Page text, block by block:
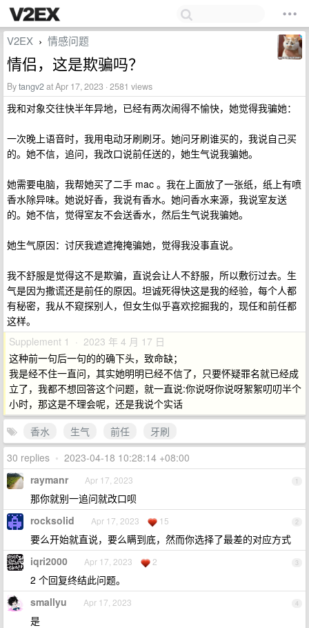
V2EX › 情感问题
情侣，这是欺骗吗？
Bytangv2at Apr 17, 2023 · 2581 views
我和对象交往快半年异地，已经有两次闹得不愉快，她觉得我骗她：
一次晚上语音时，我用电动牙刷刷牙。她问牙刷谁买的，我说自己买
的。她不信，追问，我改口说前任送的，她生气说我骗她。
她需要电脑，我帮她买了二手 mac 。我在上面放了一张纸，纸上有喷
香水除异味。她说好香，我说有香水。她问香水来源，我说室友送
的。她不信，觉得室友不会送香水，然后生气说我骗她。
她生气原因：讨厌我遮遮掩掩骗她，觉得我没事直说。
我不舒服是觉得这不是欺骗，直说会让人不舒服，所以敷衍过去。生
气是因为撒谎还是前任的原因。坦诚死得快这是我的经验，每个人都
有秘密，我从不窥探别人，但女生似乎喜欢挖掘我的，现任和前任都
这样。
Supplement 1 · 2023 年 4 月 17 日
这种前一句后一句的的确下头，致命缺；
我是经不住一直问，其实她明明已经不信了，只要怀疑罪名就已经成
立了，我都不想回答这个问题，就一直说:你说呀你说呀絮絮叨叨半个
小时，那这是不理会呢，还是我说个实话
香水
生气 前任
牙刷
30 replies • 2023-04-18 10:28:14 +08:00
1
raymanr Apr 17, 2023
那你就别一追问就改口呗
2
rocksolid Apr 17, 2023 15
要么开始就直说，要么瞒到底，然而你选择了最差的对应方式
3
iqri2000 Apr 17, 2023 2
2 个回复终结此问题。
4
smallyu Apr 17, 2023
是